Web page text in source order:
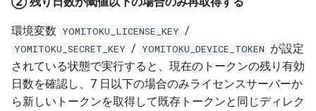
環境変数 YOMITOKU_LICENSE_KEY /
YOMITOKU_SECRET_KEY / YOMITOKU_DEVICE_TOKEN が設定
されている状態で実行すると、現在のトークンの残り有効
日数を確認し、7 日以下の場合のみライセンスサーバーか
ら新しいトークンを取得して既存トークンと同じディレク